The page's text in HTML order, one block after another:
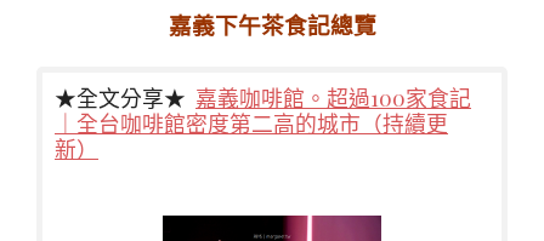
嘉義下午茶食記總覽
★全文分享★ 嘉義咖啡館。超過100家食記
｜全台咖啡館密度第二高的城市（持續更
新）